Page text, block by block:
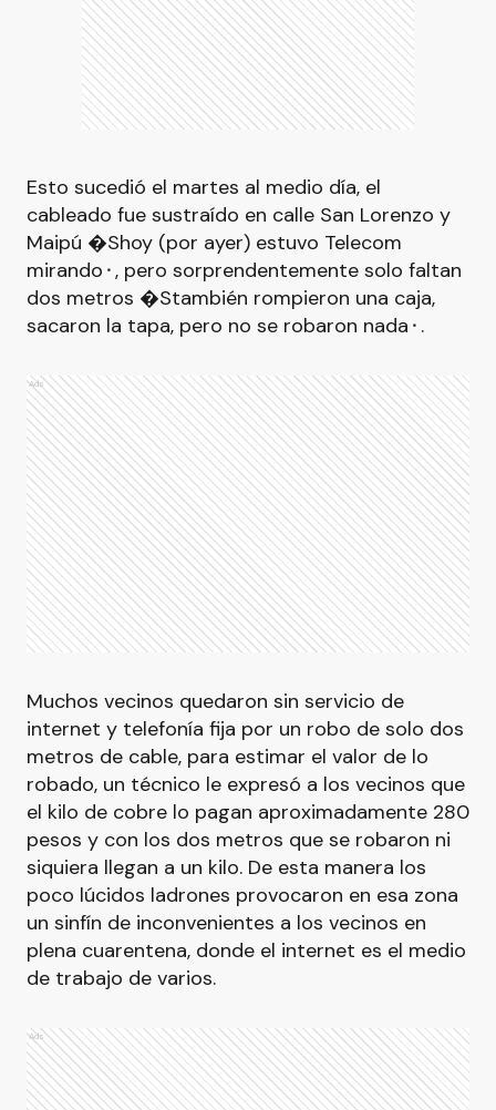
Esto sucedió el martes al medio día, el
cableado fue sustraído en calle San Lorenzo y
Maipú �Shoy (por ayer) estuvo Telecom
mirando⬝, pero sorprendentemente solo faltan
dos metros �Stambién rompieron una caja,
sacaron la tapa, pero no se robaron nada⬝.
Ads
Muchos vecinos quedaron sin servicio de
internet y telefonía fija por un robo de solo dos
metros de cable, para estimar el valor de lo
robado, un técnico le expresó a los vecinos que
el kilo de cobre lo pagan aproximadamente 280
pesos y con los dos metros que se robaron ni
siquiera llegan a un kilo. De esta manera los
poco lúcidos ladrones provocaron en esa zona
un sinfín de inconvenientes a los vecinos en
plena cuarentena, donde el internet es el medio
de trabajo de varios.
Ads